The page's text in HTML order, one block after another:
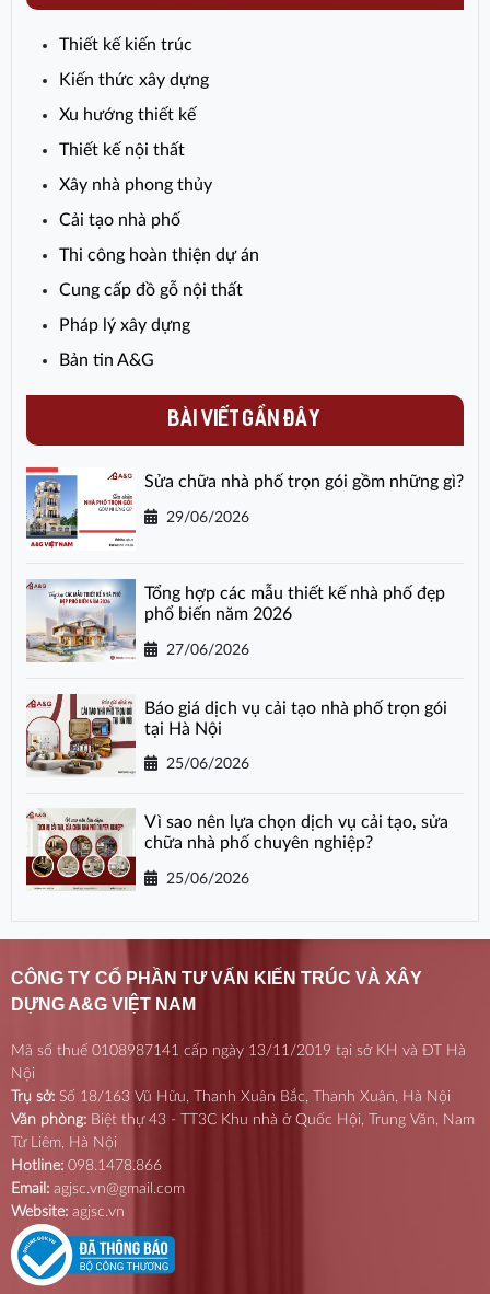
Thiết kế kiến trúc
Kiến thức xây dựng
Xu hướng thiết kế
Thiết kế nội thất
Xây nhà phong thủy
Cải tạo nhà phố
Thi công hoàn thiện dự án
Cung cấp đồ gỗ nội thất
Pháp lý xây dựng
Bản tin A&G
BÀI VIẾT GẦN ĐÂY
Sửa chữa nhà phố trọn gói gồm những gì?
29/06/2026
Tổng hợp các mẫu thiết kế nhà phố đẹp
phổ biến năm 2026
27/06/2026
Báo giá dịch vụ cải tạo nhà phố trọn gói
tại Hà Nội
25/06/2026
Vì sao nên lựa chọn dịch vụ cải tạo, sửa
chữa nhà phố chuyên nghiệp?
25/06/2026
CÔNG TY CỔ PHẦN TƯ VẤN KIẾN TRÚC VÀ XÂY
DỰNG A&G VIỆT NAM
Mã số thuế 0108987141 cấp ngày 13/11/2019 tại sở KH và ĐT Hà
Nội
Trụ sở: Số 18/163 Vũ Hữu, Thanh Xuân Bắc, Thanh Xuân, Hà Nội
Văn phòng: Biệt thự 43 - TT3C Khu nhà ở Quốc Hội, Trung Văn, Nam
Từ Liêm, Hà Nội
Hotline: 098.1478.866
Email: agjsc.vn@gmail.com
Website: agjsc.vn